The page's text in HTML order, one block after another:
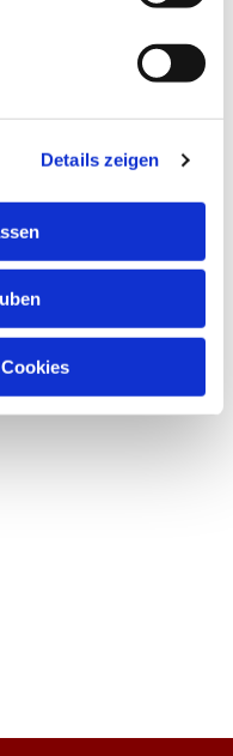
Details zeigen